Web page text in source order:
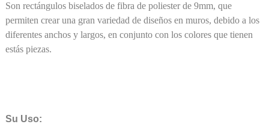
Son rectángulos biselados de fibra de poliester de 9mm, que
permiten crear una gran variedad de diseños en muros, debido a los
diferentes anchos y largos, en conjunto con los colores que tienen
estás piezas.
Su Uso: